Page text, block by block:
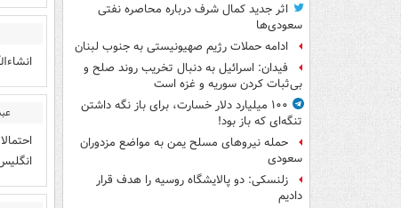
اثر جدید کمال شرف درباره محاصره نفتی
سعودی‌ها
ادامه حملات رژیم صهیونیستی به جنوب لبنان
فیدان: اسرائیل به دنبال تخریب روند صلح و
بی‌ثبات کردن سوریه و غزه است
۱۰۰ میلیارد دلار خسارت، برای باز نگه داشتن
تنگه‌ای که باز بود!
حمله نیروهای مسلح یمن به مواضع مزدوران
سعودی
زلنسکی: دو پالایشگاه روسیه را هدف قرار
دادیم